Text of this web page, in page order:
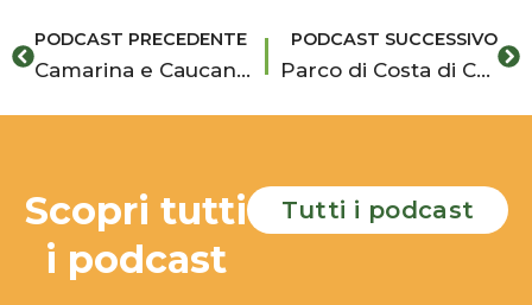
Precedente
PODCAST PRECEDENTE
Camarina e Caucana: due archeologie, due memorie sulla costa siciliana
PODCAST SUCCESSIVO
Parco di Costa di Carro tra Cava d’Aliga e Sampieri
Scopri tutti
i podcast
Tutti i podcast